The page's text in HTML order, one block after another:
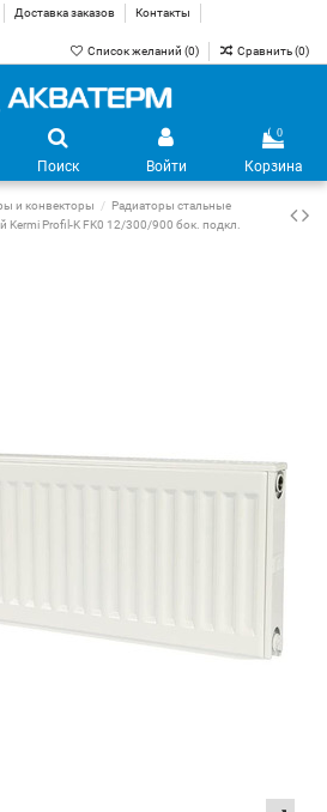
Доставка заказов
Контакты
Список желаний (0) Сравнить (0)
Поиск Войти
0
Корзина
и конвекторы
Радиаторы стальные
Kermi Profil-K FK0 12/300/900 бок. подкл.